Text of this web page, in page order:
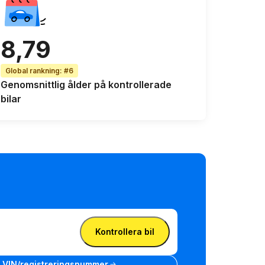
8,79
Global rankning:#6
Genomsnittlig ålder på kontrollerade
bilar
Kontrollera bil